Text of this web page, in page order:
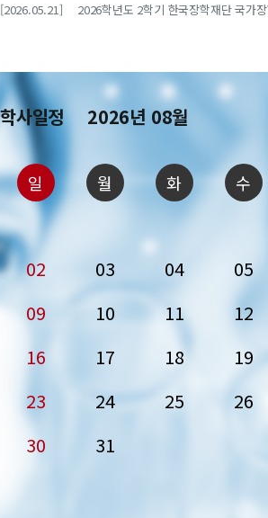
[2026.05.21]
2026학년도 2학기 한국장학재단 국가